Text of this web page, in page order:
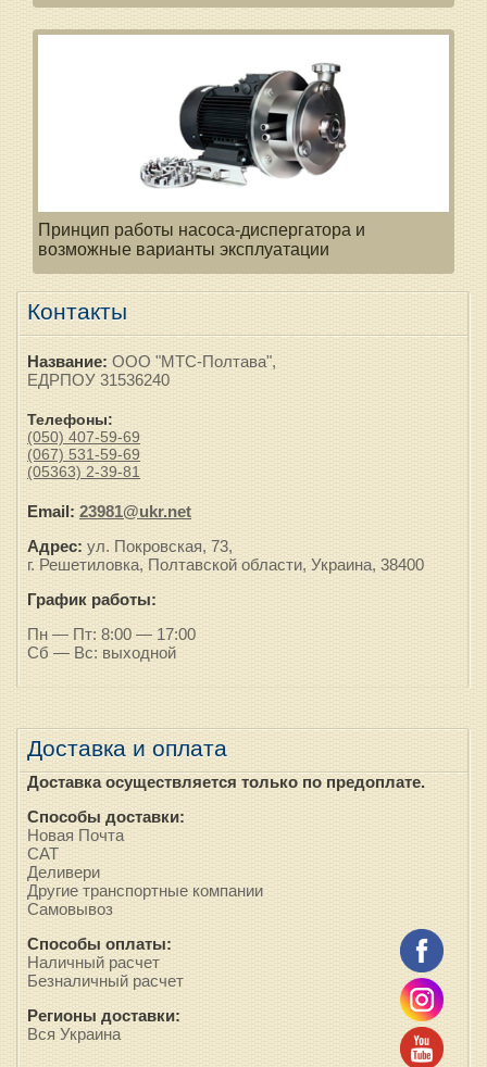
Принцип работы насоса-диспергатора и
возможные варианты эксплуатации
Контакты
Название: ООО "МТС-Полтава",
ЕДРПОУ 31536240
Телефоны:
(050) 407-59-69
(067) 531-59-69
(05363) 2-39-81
Email: 23981@ukr.net
Адрес: ул. Покровская, 73,
г. Решетиловка, Полтавской области, Украина, 38400
График работы:
Пн — Пт: 8:00 — 17:00
Сб — Вс: выходной
Доставка и оплата
Доставка осуществляется только по предоплате.
Способы доставки:
Новая Почта
САТ
Деливери
Другие транспортные компании
Самовывоз
Способы оплаты:
Наличный расчет
Безналичный расчет
Регионы доставки:
Вся Украина